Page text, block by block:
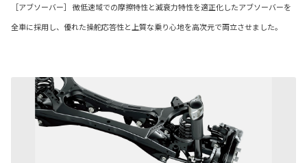
［アブソーバー］ 微低速域での摩擦特性と減衰力特性を適正化したアブソーバーを
全車に採用し、優れた操舵応答性と上質な乗り心地を高次元で両立させました。